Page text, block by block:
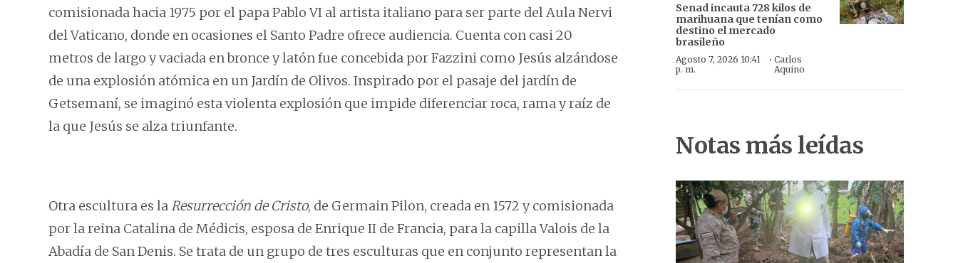
comisionada hacia 1975 por el papa Pablo VI al artista italiano para ser parte del Aula Nervi
del Vaticano, donde en ocasiones el Santo Padre ofrece audiencia. Cuenta con casi 20
metros de largo y vaciada en bronce y latón fue concebida por Fazzini como Jesús alzándose
de una explosión atómica en un Jardín de Olivos. Inspirado por el pasaje del jardín de
Getsemaní, se imaginó esta violenta explosión que impide diferenciar roca, rama y raíz de
la que Jesús se alza triunfante.
Otra escultura es laResurrección de Cristo, de Germain Pilon, creada en 1572 y comisionada
por la reina Catalina de Médicis, esposa de Enrique II de Francia, para la capilla Valois de la
Abadía de San Denis. Se trata de un grupo de tres esculturas que en conjunto representan la
Senad incauta 728 kilos de
marihuana que tenían como
destino el mercado
brasileño
Agosto 7, 2026 10:41
p. m.
· Carlos
Aquino
Notas más leídas